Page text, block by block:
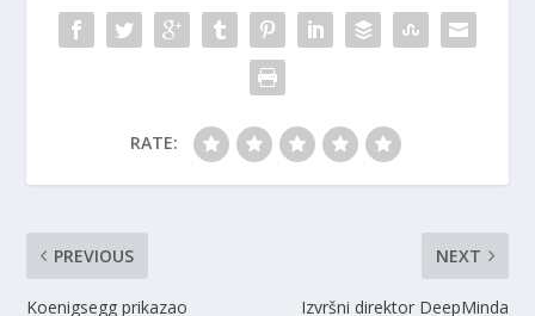
RATE:
PREVIOUS
Koenigsegg prikazao
NEXT
Izvršni direktor DeepMinda